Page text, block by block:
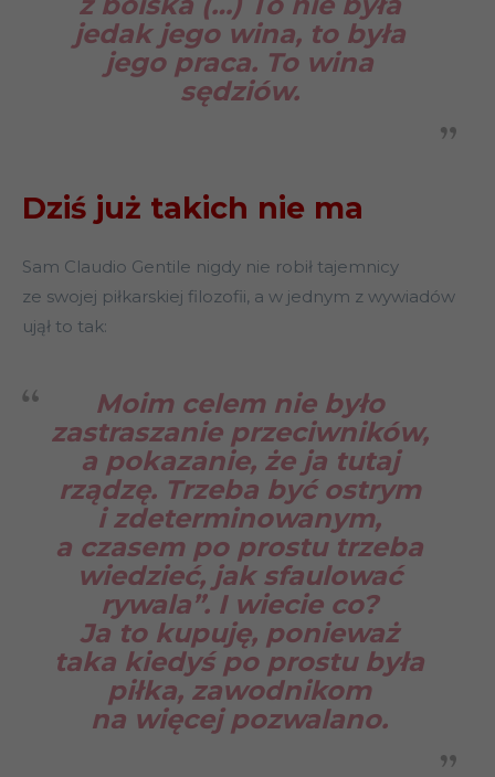
jedak jego wina, to była
jego praca. To wina
sędziów.
Dziś już takich nie ma
Sam Claudio Gentile nigdy nie robił tajemnicy
ze swojej piłkarskiej filozofii, a w jednym z wywiadów
ujął to tak:
Moim celem nie było
zastraszanie przeciwników,
a pokazanie, że ja tutaj
rządzę. Trzeba być ostrym
i zdeterminowanym,
a czasem po prostu trzeba
wiedzieć, jak sfaulować
rywala”. I wiecie co?
Ja to kupuję, ponieważ
taka kiedyś po prostu była
piłka, zawodnikom
na więcej pozwalano.